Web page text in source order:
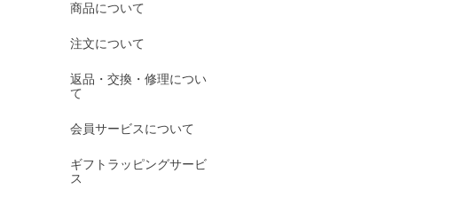
商品について
注文について
返品・交換・修理につい
て
会員サービスについて
ギフトラッピングサービ
ス